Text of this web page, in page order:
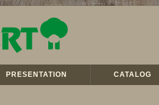
PRESENTATION CATALOG